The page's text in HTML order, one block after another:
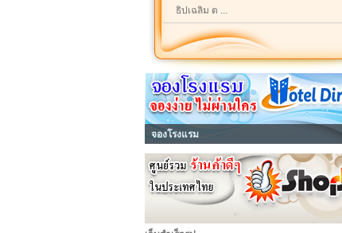
ธิปเฉลิม ต ...
จองโรงแรม